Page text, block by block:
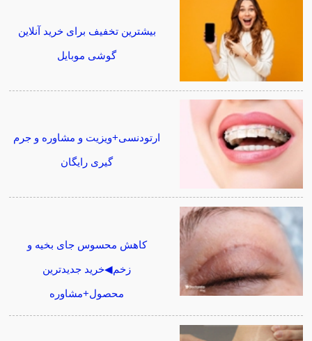
بیشترین تخفیف برای خرید آنلاین
گوشی موبایل
ارتودنسی+ویزیت و مشاوره و جرم
گیری رایگان
کاهش محسوس جای بخیه و
زخم◀خرید جدیدترین
محصول+مشاوره